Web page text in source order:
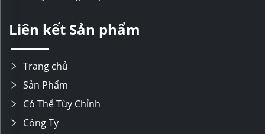
Liên kết Sản phẩm
Trang chủ
Sản Phẩm
Có Thể Tùy Chỉnh
Công Ty